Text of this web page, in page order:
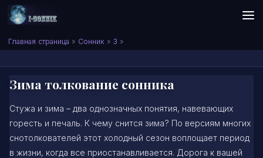
Skip to content
Сонник I-SONNIK.COM
Главная страница » Сонник » З »
Зима толкование сонника
Стужа и зима – два однозначных понятия, навевающих
горесть и печаль. К чему снится зима? По версиям многих
снотолкователей этот холодный сезон воплощает период
в жизни, когда все приостанавливается. Дорога к вашей